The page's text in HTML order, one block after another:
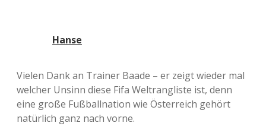
Hanse
Vielen Dank an Trainer Baade – er zeigt wieder mal
welcher Unsinn diese Fifa Weltrangliste ist, denn
eine große Fußballnation wie Österreich gehört
natürlich ganz nach vorne.